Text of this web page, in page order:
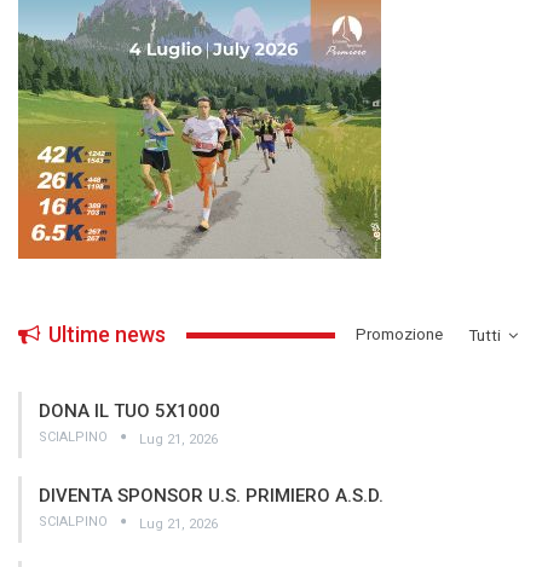
Tutti
Ultime news ­Promozione
DONA IL TUO 5X1000
SCIALPINO Lug 21, 2026
DIVENTA SPONSOR U.S. PRIMIERO A.S.D.
SCIALPINO Lug 21, 2026